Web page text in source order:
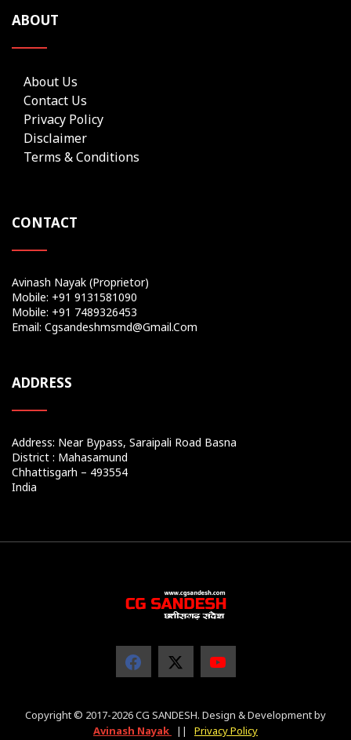
ABOUT
About Us
Contact Us
Privacy Policy
Disclaimer
Terms & Conditions
CONTACT
Avinash Nayak (Proprietor)
Mobile: +91 9131581090
Mobile: +91 7489326453
Email: Cgsandeshmsmd@gmail.com
ADDRESS
Address: Near Bypass, Saraipali Road Basna
District : Mahasamund
Chhattisgarh – 493554
India
Copyright © 2017-2026 CG SANDESH. Design & Development by
Avinash Nayak
|| Privacy Policy